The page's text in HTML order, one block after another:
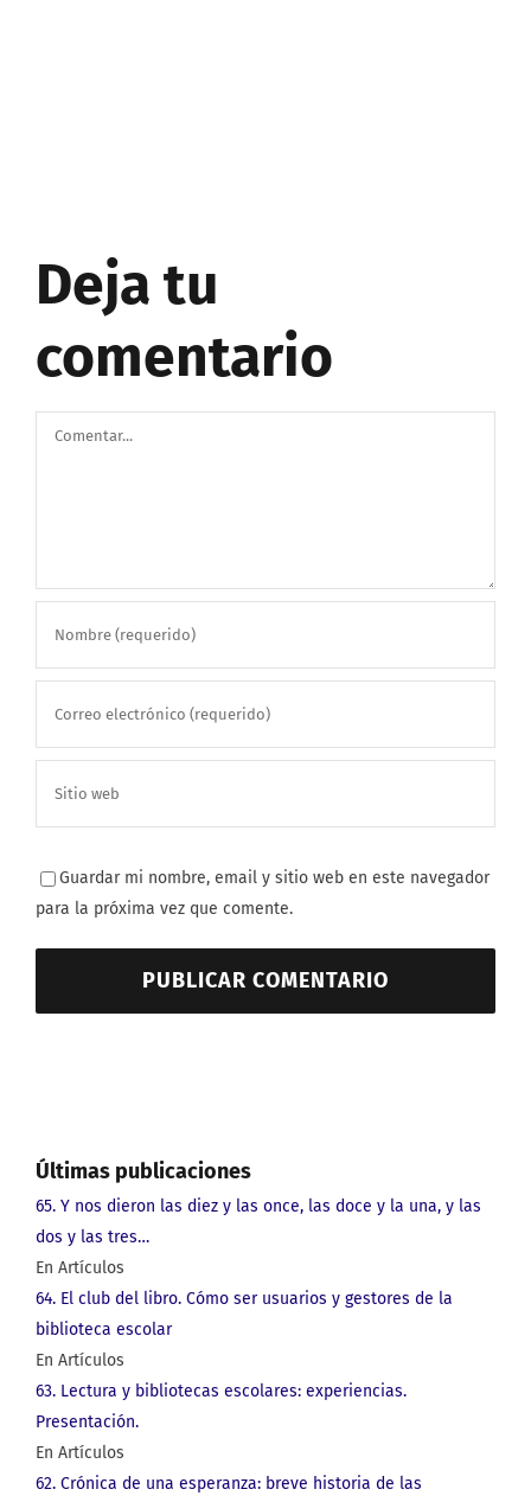
Deja tu
comentario
Guardar mi nombre, email y sitio web en este navegador
para la próxima vez que comente.
Últimas publicaciones
65. Y nos dieron las diez y las once, las doce y la una, y las
dos y las tres…
En Artículos
64. El club del libro. Cómo ser usuarios y gestores de la
biblioteca escolar
En Artículos
63. Lectura y bibliotecas escolares: experiencias.
Presentación.
En Artículos
62. Crónica de una esperanza: breve historia de las